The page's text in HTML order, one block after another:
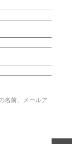
名前、メールア